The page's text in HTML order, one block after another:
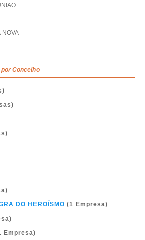
NOVA
Concelho
DO HEROÍSMO (1 Empresa)
Empresa)